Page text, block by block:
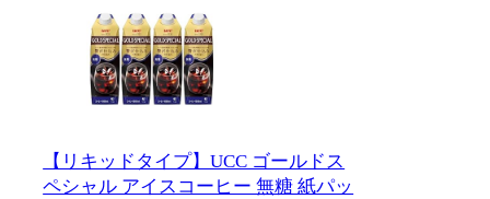
【リキッドタイプ】UCC ゴールドス
ペシャル アイスコーヒー 無糖 紙パッ